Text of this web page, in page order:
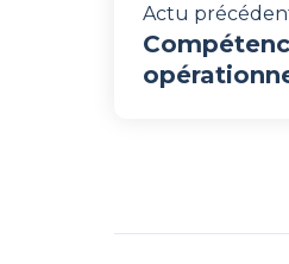
Actu